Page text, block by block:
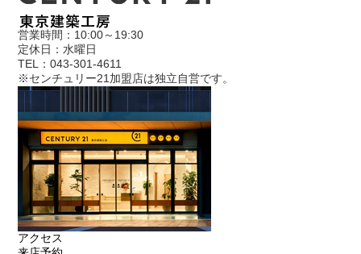
営業時間：10:00～19:30
定休日：水曜日
TEL：043-301-4611
※センチュリー21加盟店は独立自営です。
アクセス